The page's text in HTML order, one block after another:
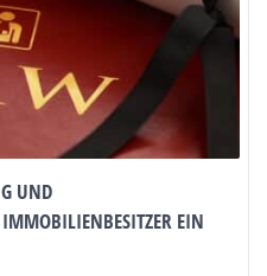
UND
EIN